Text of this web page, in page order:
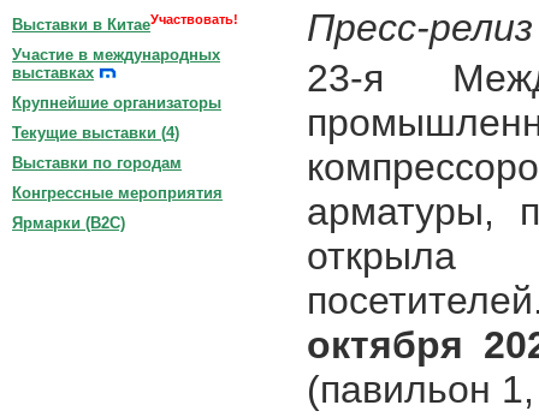
Пресс-релиз
23-я
арматуры,
открыла
октября
(павильон
Выставки в КитаеУчаствовать!
Участие в международных
выставках
Крупнейшие организаторы
Текущие выставки (4)
Выставки по городам
Конгрессные мероприятия
Ярмарки (B2C)